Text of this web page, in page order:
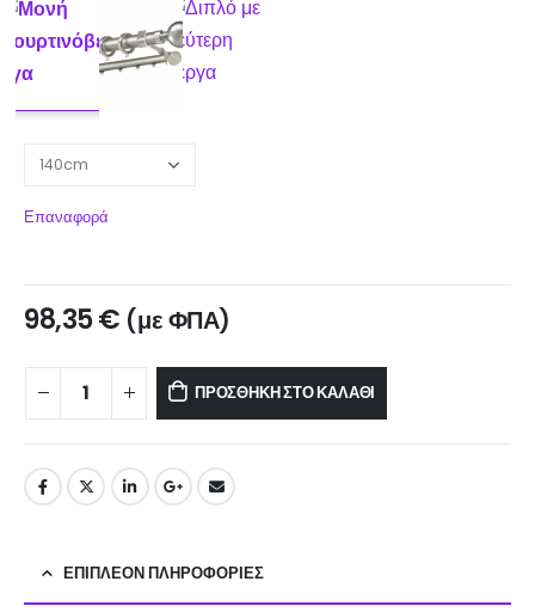
Επαναφορά
98,35€ (με ΦΠΑ)
ΠΡΟΣΘΉΚΗ ΣΤΟ ΚΑΛΆΘΙ
ΕΠΙΠΛΈΟΝ ΠΛΗΡΟΦΟΡΊΕΣ